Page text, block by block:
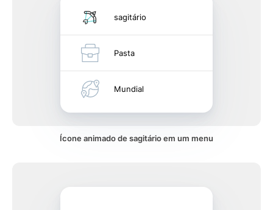
sagitário
Pasta
Mundial
Ícone animado de sagitário em um menu